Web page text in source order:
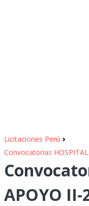
Licitaciones Perú ›
Convocatorias
APOYO II-